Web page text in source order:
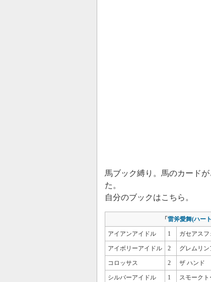
馬ブック縛り。馬のカード
た。
自分のブックはこちら。
「 雷斧愛舞(ハー
アイアンアイドル 1 ガセアスフ
アイボリーアイドル 2 グレムリ
コロッサス 2 ザ ハンド
シルバーアイドル 1 スモークト